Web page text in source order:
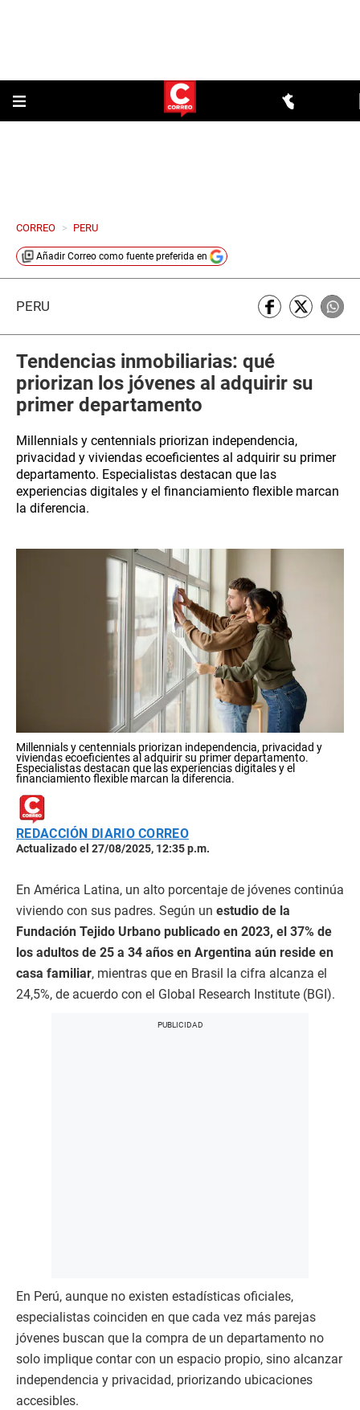
CORREO > PERU
Añadir Correo como fuente preferida en
PERÚ
Tendencias inmobiliarias: qué
priorizan los jóvenes al adquirir su
primer departamento
Millennials y centennials priorizan independencia,
privacidad y viviendas ecoeficientes al adquirir su primer
departamento. Especialistas destacan que las
experiencias digitales y el financiamiento flexible marcan
la diferencia.
Millennials y centennials priorizan independencia, privacidad y
viviendas ecoeficientes al adquirir su primer departamento.
Especialistas destacan que las experiencias digitales y el
financiamiento flexible marcan la diferencia.
REDACCIÓN DIARIO CORREO
Actualizado el 27/08/2025, 12:35 p.m.
En América Latina, un alto porcentaje de jóvenes continúa
viviendo con sus padres. Según un estudio de la
Fundación Tejido Urbano publicado en 2023, el 37% de
los adultos de 25 a 34 años en Argentina aún reside en
casa familiar, mientras que en Brasil la cifra alcanza el
24,5%, de acuerdo con el Global Research Institute (BGI).
En Perú, aunque no existen estadísticas oficiales,
especialistas coinciden en que cada vez más parejas
jóvenes buscan que la compra de un departamento no
solo implique contar con un espacio propio, sino alcanzar
independencia y privacidad, priorizando ubicaciones
accesibles.